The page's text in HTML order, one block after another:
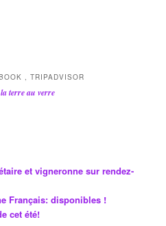
, TRIPADVISOR
terre au verre
et vigneronne sur rendez-
Français: disponibles !
cet été!